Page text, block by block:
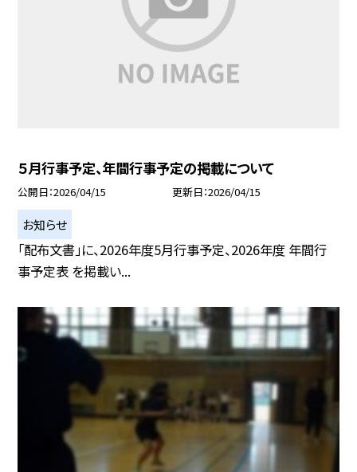
５月行事予定、年間行事予定の掲載について
公開日 2026/04/15 更新日 2026/04/15
お知らせ
「配布文書」に、2026年度5月行事予定、2026年度 年間行
事予定表 を掲載い...